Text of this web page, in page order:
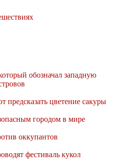
обозначал западную
предсказать цветение сакуры
городом в мире
оккупантов
фестиваль кукол